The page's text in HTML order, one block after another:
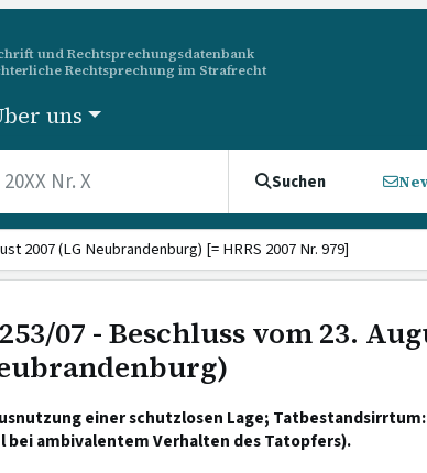
und Rechtsprechungsdatenbank
Rechtsprechung im Strafrecht
uns
Suchen
2007 (LG Neubrandenburg) [= HRRS 2007 Nr. 979]
07 - Beschluss vom 23.
einer schutzlosen Lage; Tatbestandsirrtum:
bei ambivalentem Verhalten des Tatopfers).